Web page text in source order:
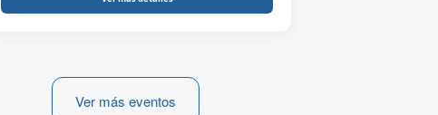
Ver más eventos